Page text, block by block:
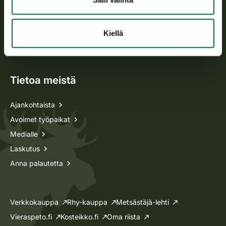
Kiellä
Metsästyskortti-asiat
Tietoa meistä
Ajankohtaista
Avoimet työpaikat
Medialle
Laskutus
Anna palautetta
Verkkokauppa Rhy-kauppa
Metsästäjä-lehti
Vieraspeto.fi
Kosteikko.fi Oma riista